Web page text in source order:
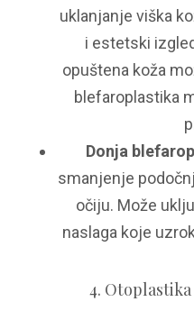
uklanjanje viška
i estetski
opuštena koža
blefaroplastika
Donja
smanjenje
očiju. Može
naslaga koje
4.